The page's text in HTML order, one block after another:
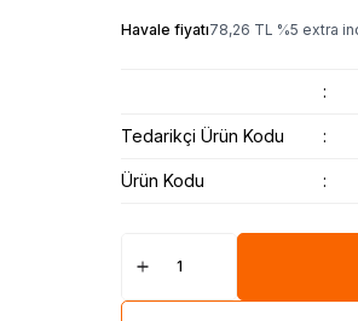
Havale fiyatı78,26 TL %5 extra
:
Tedarikçi Ürün Kodu :
Ürün Kodu :